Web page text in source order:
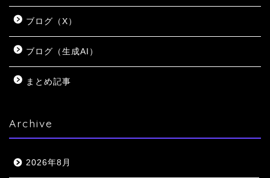
ブログ（X）
ブログ（生成AI）
まとめ記事
Archive
2026年8月